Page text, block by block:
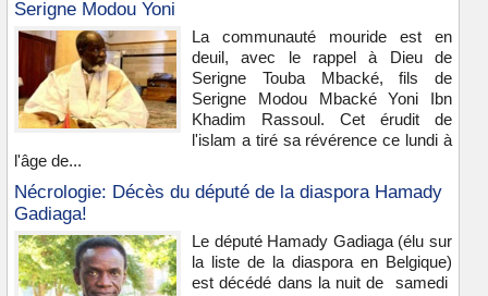
Serigne Modou Yoni
La communauté mouride est en
deuil, avec le rappel à Dieu de
Serigne Touba Mbacké, fils de
Serigne Modou Mbacké Yoni Ibn
Khadim Rassoul. Cet érudit de
l'islam a tiré sa révérence ce lundi à
l'âge de...
Nécrologie: Décès du député de la diaspora Hamady
Gadiaga!
Le député Hamady Gadiaga (élu sur
la liste de la diaspora en Belgique)
est décédé dans la nuit de samedi